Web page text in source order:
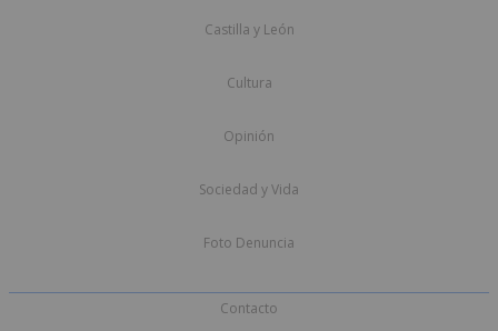
Castilla y León
Cultura
Opinión
Sociedad y Vida
Foto Denuncia
Contacto